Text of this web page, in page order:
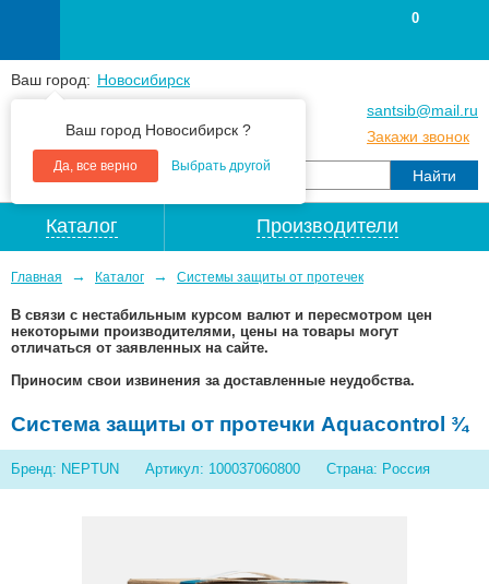
Ваш город: Новосибирск
Ваш город Новосибирск ?
Да, все верно Выбрать другой
+7(383) 213 79 30
santsib@mail.ru
Закажи звонок
0
Каталог Производители
Главная → Каталог → Системы защиты от протечек
В связи с нестабильным курсом валют и пересмотром цен
некоторыми производителями, цены на товары могут
отличаться от заявленных на сайте.
Приносим свои извинения за доставленные неудобства.
Система защиты от протечки Aquacontrol ¾
Бренд: NEPTUN Артикул: 100037060800 Страна: Pоссия